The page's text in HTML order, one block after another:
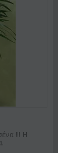
!!! Η